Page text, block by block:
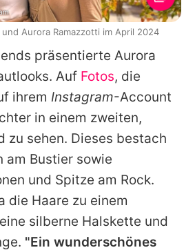
präsentierte Aurora
Auf Fotos, die
ihrem Instagram-Account
in einem zweiten,
zu sehen. Dieses bestach
am Bustier sowie
und Spitze am Rock.
die Haare zu einem
silberne Halskette und
"Ein wunderschönes
Aurora Ramazzotti im April 2024